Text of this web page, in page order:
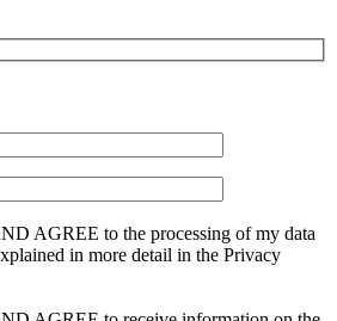
AGREE to the processing of my data
in more detail in the Privacy